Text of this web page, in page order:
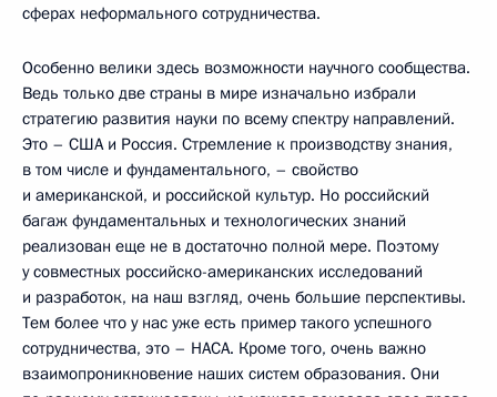
сферах неформального сотрудничества.
Особенно велики здесь возможности научного сообщества.
Ведь только две страны в мире изначально избрали
стратегию развития науки по всему спектру направлений.
Это – США и Россия. Стремление к производству знания,
в том числе и фундаментального, – свойство
и американской, и российской культур. Но российский
багаж фундаментальных и технологических знаний
реализован еще не в достаточно полной мере. Поэтому
у совместных российско-американских исследований
и разработок, на наш взгляд, очень большие перспективы.
Тем более что у нас уже есть пример такого успешного
сотрудничества, это – НАСА. Кроме того, очень важно
взаимопроникновение наших систем образования. Они